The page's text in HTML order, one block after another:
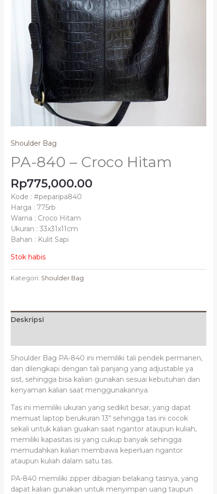
Shoulder Bag
PA-840 – Croco Hitam
Rp775,000.00
Kode : #peparipa840
Harga : 775rb
Warna : Croco Hitam
Ukuran : 33x31x11cm
Bahan : Kulit Sapi
Stok habis
Kategori: Shoulder Bag
Deskripsi
Shoulder Bag PA-840 ini memiliki tali pendek permanen,
dan dilengkapi dengan tali panjang yang adjustable ya
sist, sehingga bisa kalian gunakan sesuai kebutuhan dan
kenyaman kalian saat menggunakannya.
Tas ini memiliki ukuran yang sedikit besar, yang dapat
memuat laptop berukuran 13″ sehingga tas ini cocok
sekali untuk kalian guakan saat ngantor ataupun kuliah,
memiliki kapasitas isi yang cukup banyak sehingga
memudahkan kalian membawa keperluan ngantor
ataupun kuliah dalam satu tas.
PA-840 memiliki zipper dibagian belakang tasnya, yang
dapat kalian gunakan untuk menyimpan uang taupun